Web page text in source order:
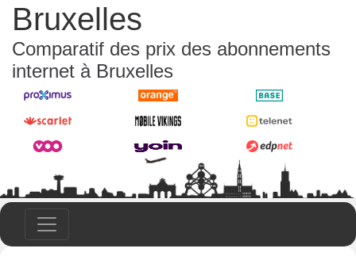
Bruxelles
Comparatif des prix des abonnements
internet à Bruxelles